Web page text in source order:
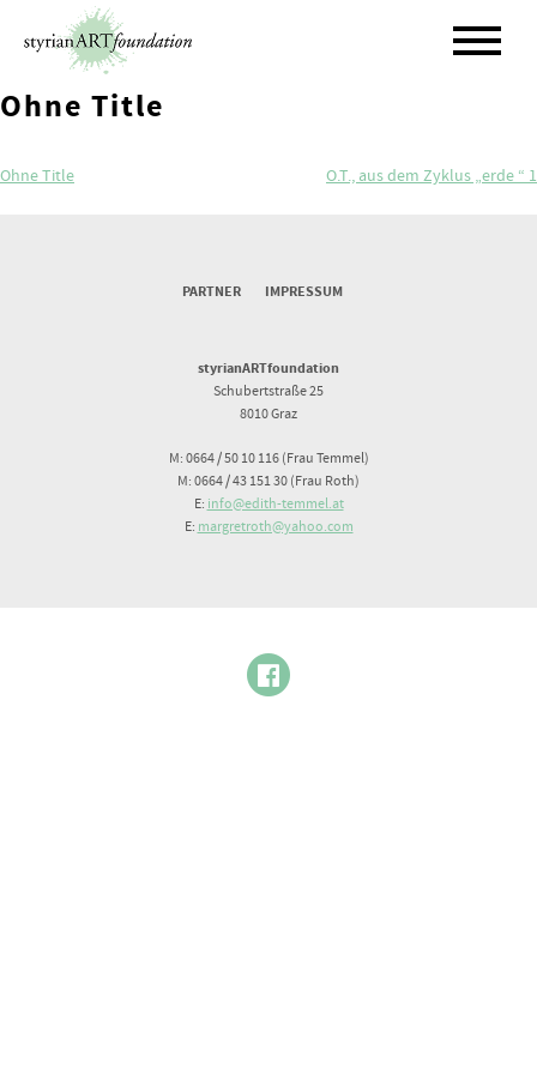
Ohne Title
Beitragsnavigation
Ohne Title O.T., aus dem Zyklus „erde “ 1
PARTNER IMPRESSUM
styrianARTfoundation
Schubertstraße 25
8010 Graz
M: 0664 / 50 10 116 (Frau Temmel)
M: 0664 / 43 151 30 (Frau Roth)
E: info@edith-temmel.at
E: margretroth@yahoo.com